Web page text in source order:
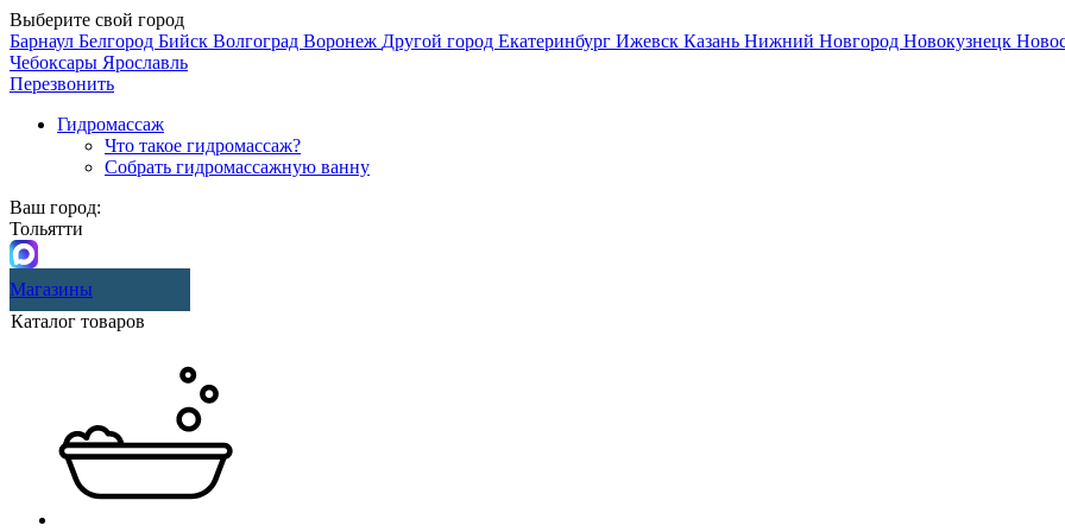
Выберите свой город
Барнаул Белгород Бийск Волгоград Воронеж Другой город Екатеринбург Ижевск Казань Нижний Новгород Новокузнецк
Чебоксары Ярославль
Перезвонить
Гидромассаж
Что такое гидромассаж?
Собрать гидромассажную ванну
Ваш город:
Тольятти
Магазины
Каталог товаров